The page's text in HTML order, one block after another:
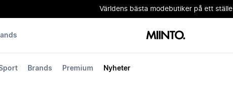
Världens bästa modebutiker på ett ställe
Brands Premium Nyheter